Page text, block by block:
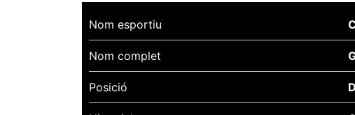
Nom esportiu
Nom complet
Posició